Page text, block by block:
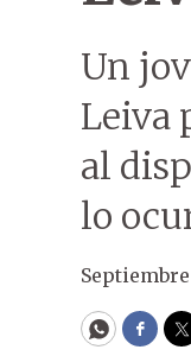
Un
Leiva
al
lo
Septiembre